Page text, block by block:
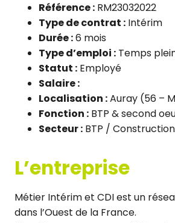
Référence : RM23032022
Type de contrat : Intérim
Durée :6 mois
Type d’emploi : Temps
Statut : Employé
Salaire :
Localisation :Auray (56 –
Fonction : BTP & second
Secteur : BTP / Construction
L’entreprise
Métier Intérim et CDI est un
dans l’Ouest de la France.